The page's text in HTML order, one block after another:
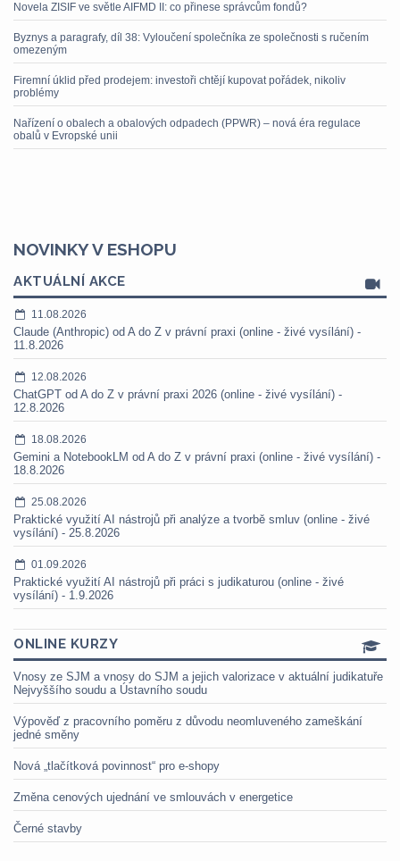
Novela ZISIF ve světle AIFMD II: co přinese správcům fondů?
Byznys a paragrafy, díl 38: Vyloučení společníka ze společnosti s ručením
omezeným
Firemní úklid před prodejem: investoři chtějí kupovat pořádek, nikoliv
problémy
Nařízení o obalech a obalových odpadech (PPWR) – nová éra regulace
obalů v Evropské unii
NOVINKY V ESHOPU
AKTUÁLNÍ AKCE
11.08.2026
Claude (Anthropic) od A do Z v právní praxi (online - živé vysílání) -
11.8.2026
12.08.2026
ChatGPT od A do Z v právní praxi 2026 (online - živé vysílání) -
12.8.2026
18.08.2026
Gemini a NotebookLM od A do Z v právní praxi (online - živé vysílání) -
18.8.2026
25.08.2026
Praktické využití AI nástrojů při analýze a tvorbě smluv (online - živé
vysílání) - 25.8.2026
01.09.2026
Praktické využití AI nástrojů při práci s judikaturou (online - živé
vysílání) - 1.9.2026
ONLINE KURZY
Vnosy ze SJM a vnosy do SJM a jejich valorizace v aktuální judikatuře
Nejvyššího soudu a Ústavního soudu
Výpověď z pracovního poměru z důvodu neomluveného zameškání
jedné směny
Nová „tlačítková povinnost“ pro e-shopy
Změna cenových ujednání ve smlouvách v energetice
Černé stavby